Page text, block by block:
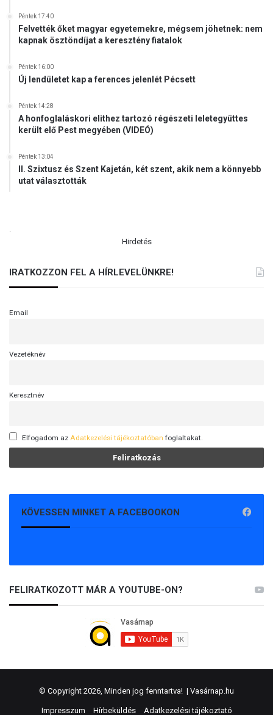
Péntek 17:40
Felvették őket magyar egyetemekre, mégsem jöhetnek: nem
kapnak ösztöndíjat a keresztény fiatalok
Péntek 16:00
Új lendületet kap a ferences jelenlét Pécsett
Péntek 14:28
A honfoglaláskori elithez tartozó régészeti leletegyüttes
került elő Pest megyében (VIDEÓ)
Péntek 13:04
II. Szixtusz és Szent Kajetán, két szent, akik nem a könnyebb
utat választották
.
Hirdetés
IRATKOZZON FEL A HÍRLEVELÜNKRE!
Email
Vezetéknév
Keresztnév
Elfogadom az Adatkezelési tájékoztatóban foglaltakat.
KÖVESSEN MINKET A FACEBOOKON
FELIRATKOZOTT MÁR A YOUTUBE-ON?
© Copyright 2026, Minden jog fenntartva! | Vasárnap.hu
Impresszum Hírbeküldés Adatkezelési tájékoztató